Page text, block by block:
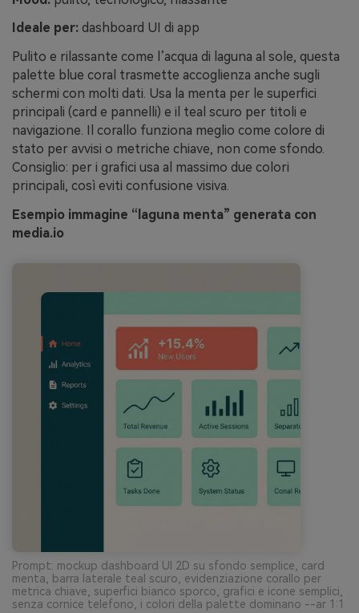
Ideale per: dashboard UI di app
Pulito e rilassante come l’acqua di laguna al sole, questa
palette blue coral trasmette accoglienza anche sugli
schermi con molti dati. Usa la menta per le superfici
principali (card e pannelli) e il teal scuro per titoli e
navigazione. Il corallo funziona meglio come colore di
stato per avvisi o metriche chiave, non come sfondo.
Consiglio: per i grafici usa al massimo due colori
principali, così eviti confusione visiva.
Esempio immagine “laguna menta” generata con
media.io
Prompt: mockup dashboard UI 2D su sfondo semplice, card
menta, barra laterale teal scuro, evidenziazione corallo per
metrica chiave, superfici bianco sporco, grafici e icone semplici,
senza cornice telefono, i colori della palette dominano --ar 1:1